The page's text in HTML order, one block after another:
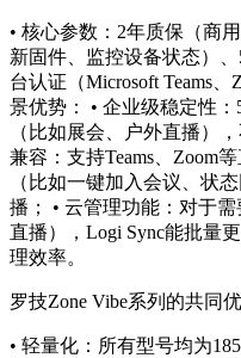
• 核心参数：2年质保（商
新固件、监控设备状态）
台认证（Microsoft Teams、
景优势： • 企业级稳定性
（比如展会、户外直播）
兼容：支持Teams、Zoom
（比如一键加入会议、状
播； • 云管理功能：对于
直播），Logi Sync能批量
理效率。
罗技Zone Vibe系列的共同优
• 轻量化：所有型号均为